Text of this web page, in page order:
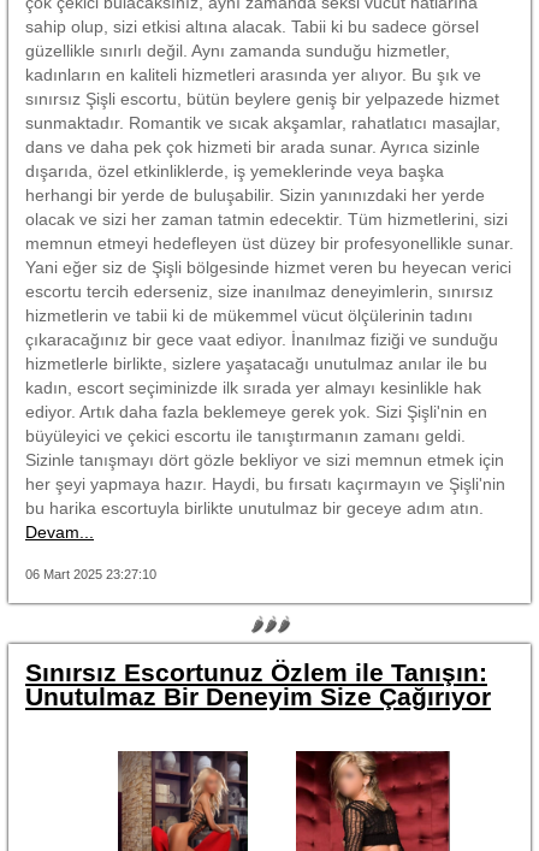
sahip olup, sizi etkisi altına alacak. Tabii ki bu sadece görsel
güzellikle sınırlı değil. Aynı zamanda sunduğu hizmetler,
kadınların en kaliteli hizmetleri arasında yer alıyor. Bu şık ve
sınırsız Şişli escortu, bütün beylere geniş bir yelpazede hizmet
sunmaktadır. Romantik ve sıcak akşamlar, rahatlatıcı masajlar,
dans ve daha pek çok hizmeti bir arada sunar. Ayrıca sizinle
dışarıda, özel etkinliklerde, iş yemeklerinde veya başka
herhangi bir yerde de buluşabilir. Sizin yanınızdaki her yerde
olacak ve sizi her zaman tatmin edecektir. Tüm hizmetlerini, sizi
memnun etmeyi hedefleyen üst düzey bir profesyonellikle sunar.
Yani eğer siz de Şişli bölgesinde hizmet veren bu heyecan verici
escortu tercih ederseniz, size inanılmaz deneyimlerin, sınırsız
hizmetlerin ve tabii ki de mükemmel vücut ölçülerinin tadını
çıkaracağınız bir gece vaat ediyor. İnanılmaz fiziği ve sunduğu
hizmetlerle birlikte, sizlere yaşatacağı unutulmaz anılar ile bu
kadın, escort seçiminizde ilk sırada yer almayı kesinlikle hak
ediyor. Artık daha fazla beklemeye gerek yok. Sizi Şişli'nin en
büyüleyici ve çekici escortu ile tanıştırmanın zamanı geldi.
Sizinle tanışmayı dört gözle bekliyor ve sizi memnun etmek için
her şeyi yapmaya hazır. Haydi, bu fırsatı kaçırmayın ve Şişli'nin
bu harika escortuyla birlikte unutulmaz bir geceye adım atın.
Devam...
06 Mart 2025 23:27:10
🌶🌶🌶
Sınırsız Escortunuz Özlem ile Tanışın:
Unutulmaz Bir Deneyim Size Çağırıyor